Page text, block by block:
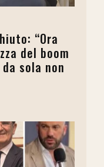
“Ora
del boom
sola non